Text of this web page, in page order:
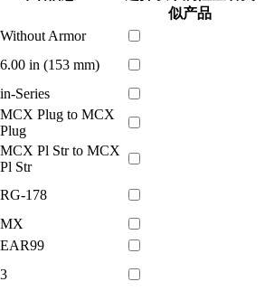
似产品
Without Armor
6.00 in (153 mm)
in-Series
MCX Plug to MCX
Plug
MCX Pl Str to MCX
Pl Str
RG-178
MX
EAR99
3